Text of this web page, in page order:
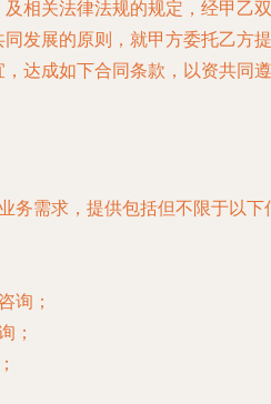
相关法律法规的规定，经甲乙双
发展的原则，就甲方委托乙方提
达成如下合同条款，以资共同遵
务需求，提供包括但不限于以下
询；
；